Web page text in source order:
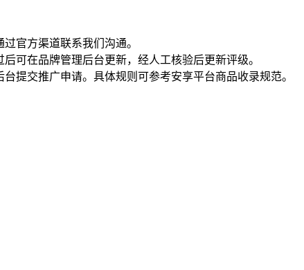
官方渠道联系我们沟通。
可在品牌管理后台更新，经人工核验后更新评级。
提交推广申请。具体规则可参考安享平台商品收录规范。